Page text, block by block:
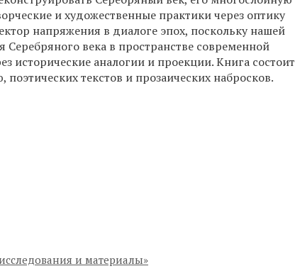
и художественные практики через оптику
напряжения в диалоге эпох, поскольку нашей
Серебряного века в пространстве современной
исторические аналогии и проекции. Книга состоит
текстов и прозаических набросков.
и материалы»